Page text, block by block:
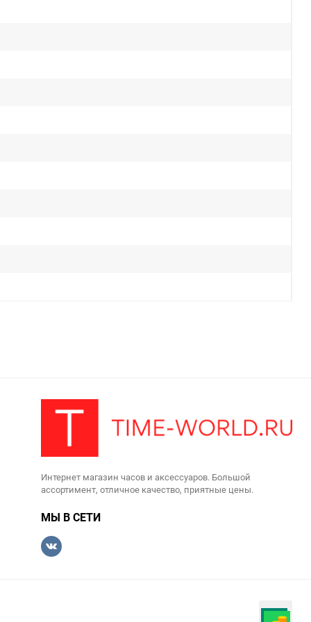
Интернет магазин часов и аксессуаров. Большой
ассортимент, отличное качество, приятные цены.
МЫ В СЕТИ